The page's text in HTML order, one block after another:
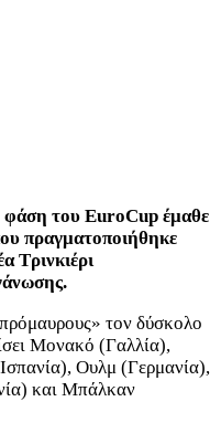
φάση του ΕuroCup έμαθε
πραγματοποιήθηκε
Τρινκιέρι
τον δύσκολο
Μονακό (Γαλλία),
Ουλμ (Γερμανία),
και Μπάλκαν